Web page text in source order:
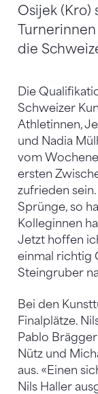
Osijek (Kro)
die
Die
Schweizer
Athletinnen,
und Nadia
vom
ersten
zufrieden
Sprünge, so
Kolleginnen
Jetzt hoffen
einmal richtig
Steingruber
Bei den
Finalplätze.
Pablo Brägger
Nütz und
aus. «Einen
Nils Haller